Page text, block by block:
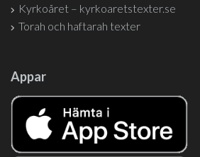
Kyrkoåret – kyrkoaretstexter.se
Torah och haftarah texter
Appar